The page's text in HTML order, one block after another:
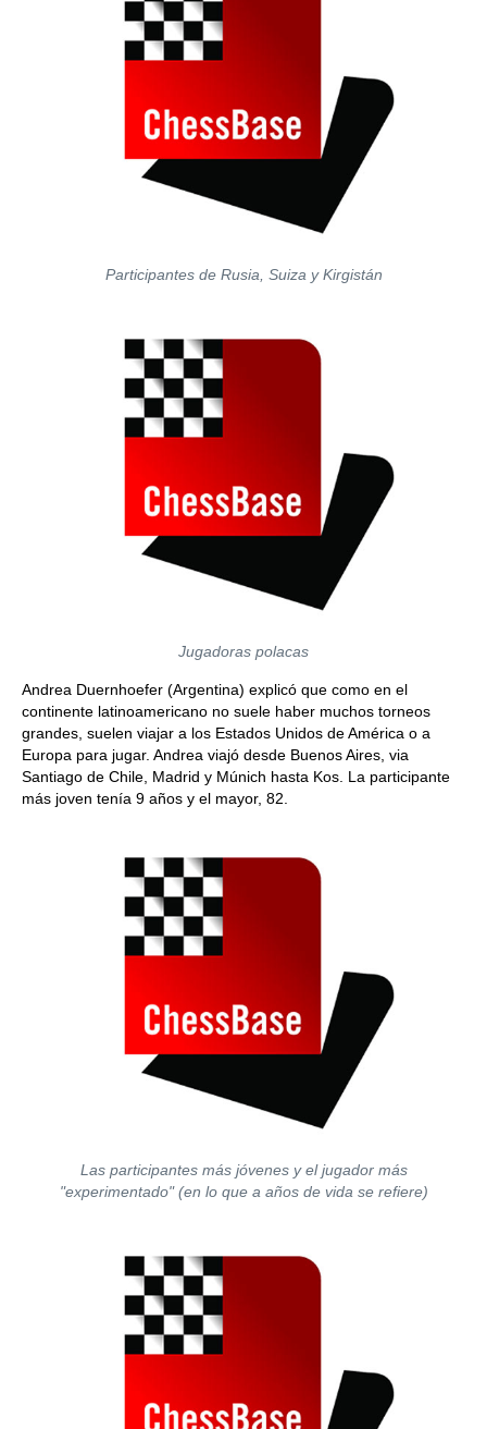
Participantes de Rusia, Suiza y Kirgistán
Jugadoras polacas
Andrea Duernhoefer (Argentina) explicó que como en el
continente latinoamericano no suele haber muchos torneos
grandes, suelen viajar a los Estados Unidos de América o a
Europa para jugar. Andrea viajó desde Buenos Aires, via
Santiago de Chile, Madrid y Múnich hasta Kos. La participante
más joven tenía 9 años y el mayor, 82.
Las participantes más jóvenes y el jugador más
"experimentado" (en lo que a años de vida se refiere)